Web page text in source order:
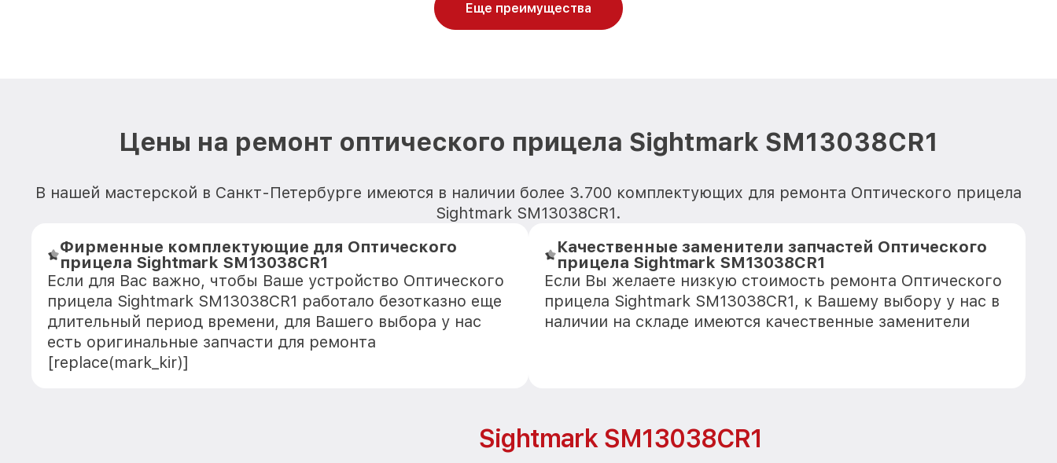
Еще преимущества
Цены на ремонт оптического прицела Sightmark SM13038CR1
В нашей мастерской в Санкт-Петербурге имеются в наличии более 3.700 комплектующих для ремонта Оптического прицела
Sightmark SM13038CR1.
Фирменные комплектующие для Оптического
прицела Sightmark SM13038CR1
Если для Вас важно, чтобы Ваше устройство Оптического
прицела Sightmark SM13038CR1 работало безотказно еще
длительный период времени, для Вашего выбора у нас
есть оригинальные запчасти для ремонта
[replace(mark_kir)]
Качественные заменители запчастей Оптического
прицела Sightmark SM13038CR1
Если Вы желаете низкую стоимость ремонта Оптического
прицела Sightmark SM13038CR1, к Вашему выбору у нас в
наличии на складе имеются качественные заменители
Sightmark SM13038CR1